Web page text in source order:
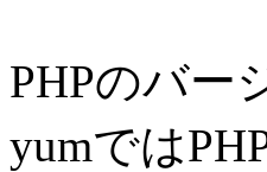
PHPのバー
yumでは